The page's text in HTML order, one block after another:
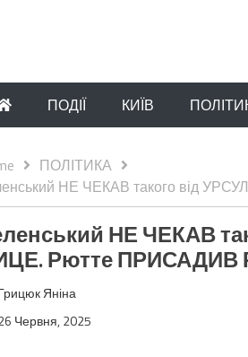
ПОДІЇ КИЇВ
ПОЛІТИКА
НЕ ЧЕКАВ такого від
НЕ ЧЕКАВ
Рютте ПРИСАДИВ
Яніна
Червня, 2025